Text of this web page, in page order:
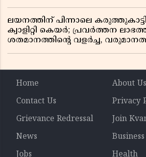
ലയനത്തിന് പിന്നാലെ
ക്വാളിറ്റി കെയർ; പ്രവർത്തന
ശതമാനത്തിൻ്റെ വളർച്ച,
Home
About Us
Contact Us
Privacy
Grievance Redressal
Join
News
Business
Jobs
Health